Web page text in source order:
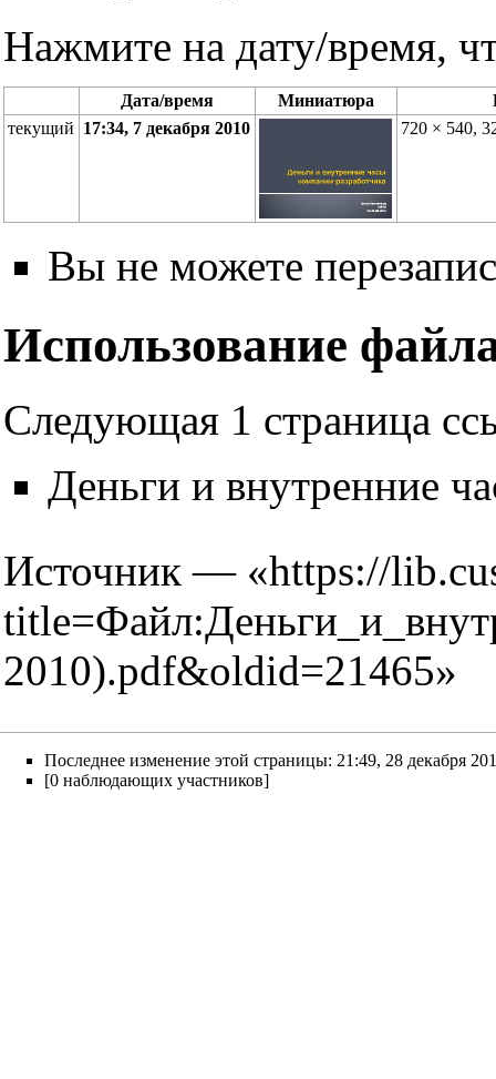
Нажмите на дату/время,
Дата/время Миниатюра
текущий 17:34, 7 декабря 2010 720 × 540,
Вы не можете
Использование
Следующая 1 страница
Деньги и внутренние
Источник — «https://
2010).pdf&oldid=21465»
Последнее изменение этой страницы: 21:49, 28 декабря
[0 наблюдающих участников]